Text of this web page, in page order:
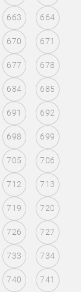
663 664
670 671
677 678
684 685
691 692
698 699
705 706
712 713
719 720
726 727
733 734
740 741